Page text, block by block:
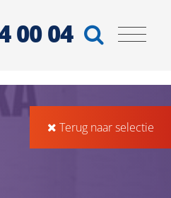
00 04
Terug naar selectie